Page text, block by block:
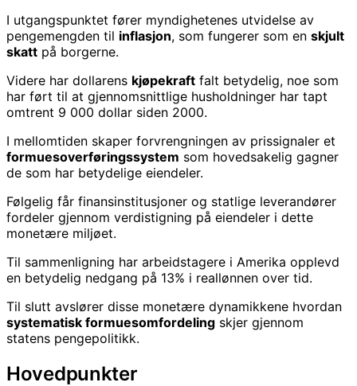
I utgangspunktet fører myndighetenes utvidelse av
pengemengden til inflasjon, som fungerer som en skjult
skatt på borgerne.
Videre har dollarens kjøpekraft falt betydelig, noe som
har ført til at gjennomsnittlige husholdninger har tapt
omtrent 9 000 dollar siden 2000.
I mellomtiden skaper forvrengningen av prissignaler et
formuesoverføringssystem som hovedsakelig gagner
de som har betydelige eiendeler.
Følgelig får finansinstitusjoner og statlige leverandører
fordeler gjennom verdistigning på eiendeler i dette
monetære miljøet.
Til sammenligning har arbeidstagere i Amerika opplevd
en betydelig nedgang på 13% i reallønnen over tid.
Til slutt avslører disse monetære dynamikkene hvordan
systematisk formuesomfordeling skjer gjennom
statens pengepolitikk.
Hovedpunkter